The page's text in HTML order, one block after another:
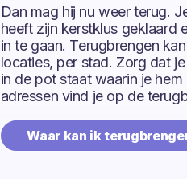
Dan mag hij nu weer terug.
heeft zijn kerstklus geklaard
in te gaan. Terugbrengen
locaties, per stad. Zorg dat
in de pot staat waarin je
adressen vind je op de
Waar kan ik